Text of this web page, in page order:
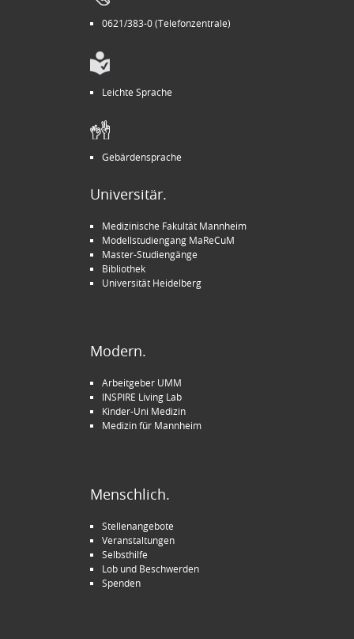
0621/383-0 (Telefonzentrale)
Leichte Sprache
Gebärdensprache
Universitär.
Medizinische Fakultät Mannheim
Modellstudiengang MaReCuM
Master-Studiengänge
Bibliothek
Universität Heidelberg
Modern.
Arbeitgeber UMM
INSPIRE Living Lab
Kinder-Uni Medizin
Medizin für Mannheim
Menschlich.
Stellenangebote
Veranstaltungen
Selbsthilfe
Lob und Beschwerden
Spenden